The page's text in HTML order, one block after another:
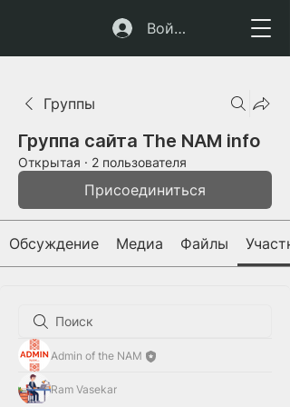
Войти
Группы
Группа сайта The NAM info
Открытая · 2 пользователя
Присоединиться
Обсуждение Медиа Файлы
Admin of the NAM
Ram Vasekar